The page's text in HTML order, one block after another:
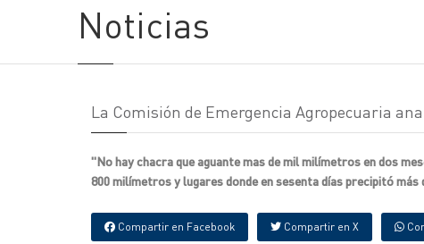
Noticias
La Comisión de Emergencia Agropecuaria
"No hay chacra que aguante mas de mil milímetros en dos
800 milímetros y lugares donde en sesenta días precipitó
Compartir en Facebook Compartir en X